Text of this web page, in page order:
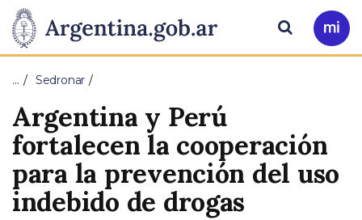
Presidencia
de
Nación
Pasar al contenido principal
Ir
a
Buscar
… Sedronar
Argentina y Perú
fortalecen la cooperación
para la prevención del uso
indebido de drogas